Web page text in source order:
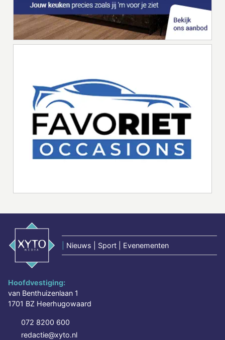
Nieuws | Sport | Evenementen
Hoofdvestiging:
van Benthuizenlaan 1
1701 BZ Heerhugowaard
072 8200 600
redactie@xyto.nl